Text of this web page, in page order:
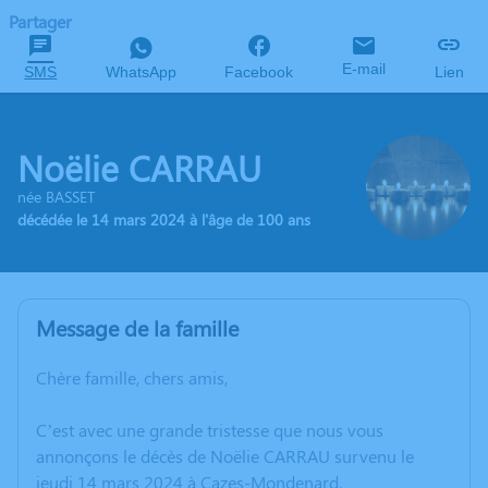
Partager
SMS WhatsApp Facebook E-mail Lien
Noëlie CARRAU
née BASSET
décédée le 14 mars 2024 à l'âge de 100 ans
Message de la famille
Chère famille, chers amis,
C’est avec une grande tristesse que nous vous
annonçons le décès de Noëlie CARRAU survenu le
jeudi 14 mars 2024 à Cazes-Mondenard.